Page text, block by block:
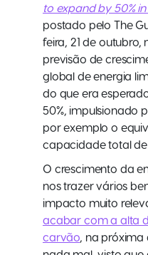
to expand by 50%
postado pelo The
feira, 21 de outubro,
previsão de
global de energia
do que era
50%, impulsionado
por exemplo o
capacidade total de
O crescimento da
nos trazer vários
impacto muito
acabar com a alta
carvão, na próxima